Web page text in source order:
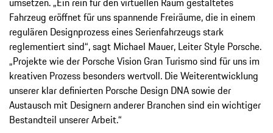
Fahrzeug eröffnet für uns spannende Freiräume, die in einem
regulären Designprozess eines Serienfahrzeugs stark
reglementiert sind“, sagt Michael Mauer, Leiter Style Porsche.
„Projekte wie der Porsche Vision Gran Turismo sind für uns im
kreativen Prozess besonders wertvoll. Die Weiterentwicklung
unserer klar definierten Porsche Design DNA sowie der
Austausch mit Designern anderer Branchen sind ein wichtiger
Bestandteil unserer Arbeit.“